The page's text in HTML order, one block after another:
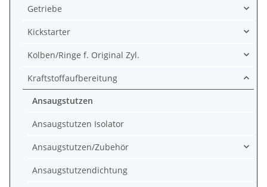
Getriebe
Kickstarter
Kolben/Ringe f. Original Zyl.
Kraftstoffaufbereitung
Ansaugstutzen
Ansaugstutzen Isolator
Ansaugstutzen/Zubehör
Ansaugstutzendichtung